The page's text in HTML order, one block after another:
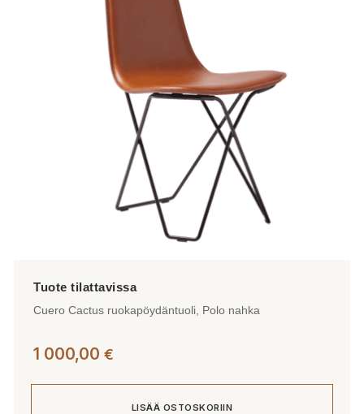
Cuero Cactus ruokapöydäntuoli, Polo nahka
1 000,00 €
LISÄÄ OSTOSKORIIN